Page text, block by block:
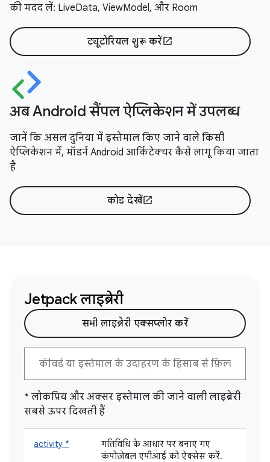
की मदद लें: LiveData, ViewModel, और Room
ट्यूटोरियल शुरू करेंopen_in_new
अब Android सैंपल ऐप्लिकेशन में उपलब्ध
जानें कि असल दुनिया में इस्तेमाल किए जाने वाले किसी
ऐप्लिकेशन में, मॉडर्न Android आर्किटेक्चर कैसे लागू किया जाता
है
कोड देखेंopen_in_new
Jetpack लाइब्रेरी
सभी लाइब्रेरी एक्सप्लोर करें
* लोकप्रिय और अक्सर इस्तेमाल की जाने वाली लाइब्रेरी
सबसे ऊपर दिखती हैं
activity *
गतिविधि के आधार पर बनाए गए
कंपोज़ेबल एपीआई को ऐक्सेस करें.